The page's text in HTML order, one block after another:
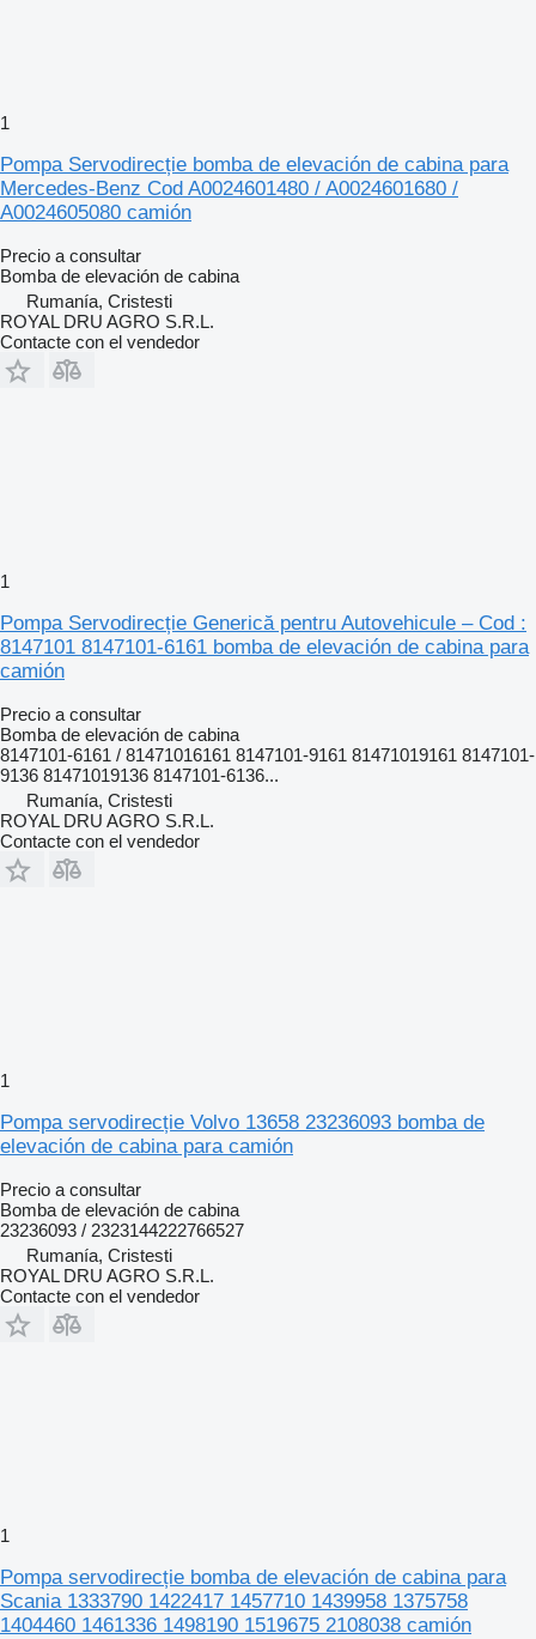
1
Pompa Servodirecție bomba de elevación de cabina para
Mercedes-Benz Cod A0024601480 / A0024601680 /
A0024605080 camión
Precio a consultar
Bomba de elevación de cabina
Rumanía, Cristesti
ROYAL DRU AGRO S.R.L.
Contacte con el vendedor
1
Pompa Servodirecție Generică pentru Autovehicule – Cod :
8147101 8147101-6161 bomba de elevación de cabina para
camión
Precio a consultar
Bomba de elevación de cabina
8147101-6161 / 81471016161 8147101-9161 81471019161 8147101-
9136 81471019136 8147101-6136...
Rumanía, Cristesti
ROYAL DRU AGRO S.R.L.
Contacte con el vendedor
1
Pompa servodirecție Volvo 13658 23236093 bomba de
elevación de cabina para camión
Precio a consultar
Bomba de elevación de cabina
23236093 / 2323144222766527
Rumanía, Cristesti
ROYAL DRU AGRO S.R.L.
Contacte con el vendedor
1
Pompa servodirecție bomba de elevación de cabina para
Scania 1333790 1422417 1457710 1439958 1375758
1404460 1461336 1498190 1519675 2108038 camión